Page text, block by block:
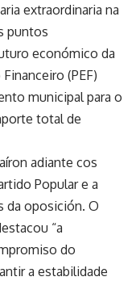
extraordinaria na
puntos
económico da
(PEF)
municipal para o
total de
adiante cos
Popular e a
da oposición. O
“a
do
a estabilidade